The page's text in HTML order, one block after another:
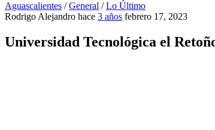
Aguascalientes /General /Lo Último
Rodrigo Alejandro hace 3 años febrero 17, 2023
Universidad Tecnológica el